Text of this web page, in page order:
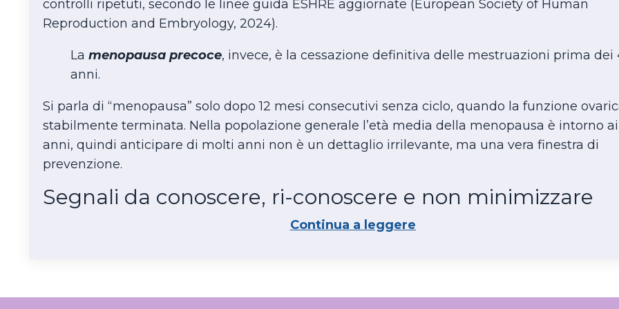
controlli ripetuti, secondo le linee guida ESHRE aggiornate (European Society of Human
Reproduction and Embryology, 2024).
La menopausa precoce, invece, è la cessazione definitiva delle mestruazioni prima dei
anni.
Si parla di “menopausa” solo dopo 12 mesi consecutivi senza ciclo, quando la funzione
stabilmente terminata. Nella popolazione generale l’età media della menopausa è intorno ai
anni, quindi anticipare di molti anni non è un dettaglio irrilevante, ma una vera finestra di
prevenzione.
Segnali da conoscere, ri-conoscere e non minimizzare
Continua a leggere